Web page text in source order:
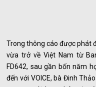
Trong thông cáo được phát
vừa trở về Việt Nam từ
FD642, sau gần bốn năm
đến với VOICE, bà Đinh